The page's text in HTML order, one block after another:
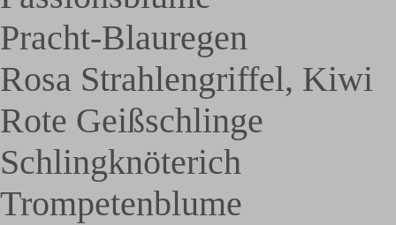
Pracht-Blauregen
Rosa Strahlengriffel, Kiwi
Rote Geißschlinge
Schlingknöterich
Trompetenblume